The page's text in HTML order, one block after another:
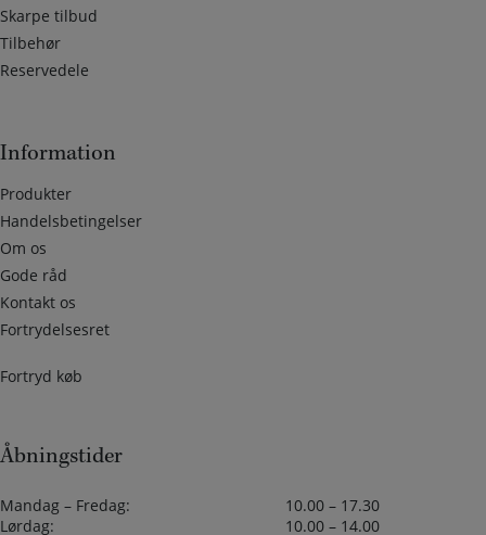
Skarpe tilbud
Tilbehør
Reservedele
Information
Produkter
Handelsbetingelser
Om os
Gode råd
Kontakt os
Fortrydelsesret
Fortryd køb
Åbningstider
Mandag – Fredag:
10.00 – 17.30
Lørdag:
10.00 – 14.00